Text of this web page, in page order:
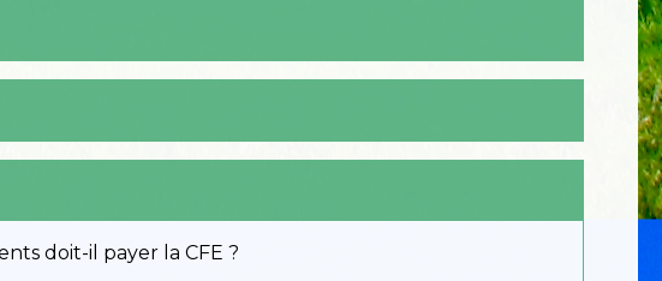
doit-il payer la CFE ?